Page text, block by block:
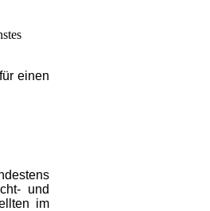
für einen
und
im